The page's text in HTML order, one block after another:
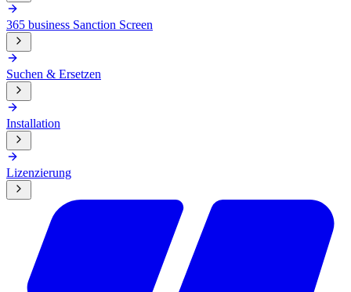
365 business Sanction Screen
Suchen & Ersetzen
Installation
Lizenzierung